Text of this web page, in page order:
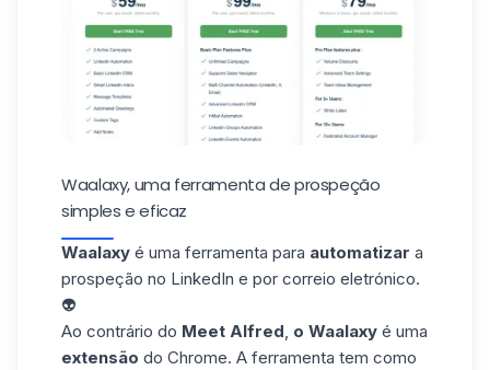
Waalaxy, uma ferramenta de prospeção
simples e eficaz
Waalaxy é uma ferramenta para automatizar a
prospeção no LinkedIn e por correio eletrónico.
👽
Ao contrário do Meet Alfred, o Waalaxy é uma
extensão do Chrome. A ferramenta tem como